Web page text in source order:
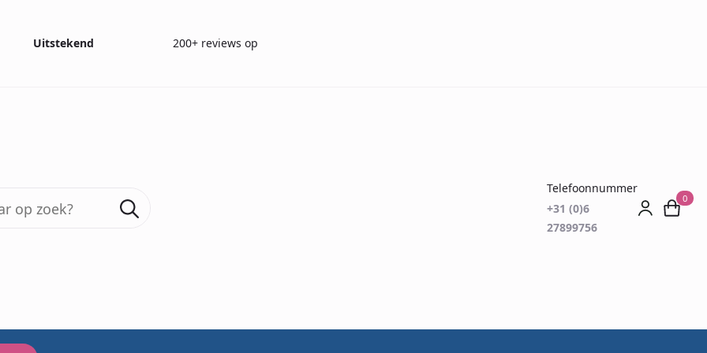
Uitstekend 200+ reviews op
Telefoonnummer
+31 (0)6
27899756
0
Tedlar Bags met PTFE